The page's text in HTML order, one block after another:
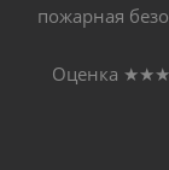
пожарная
Оценка